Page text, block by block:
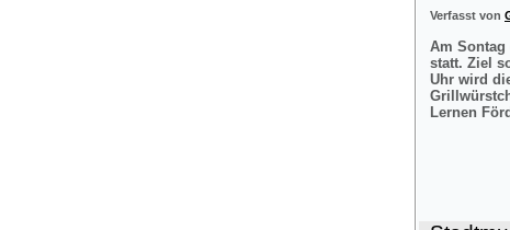
Verfasst von
Am Sontag
statt. Ziel
Uhr wird
Lernen